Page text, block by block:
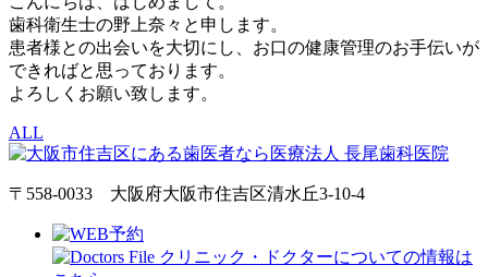
歯科衛生士の野上奈々と申します。
患者様との出会いを大切にし、お口の健康管理のお手伝いが
できればと思っております。
よろしくお願い致します。
ALL
〒558-0033 大阪府大阪市住吉区清水丘3-10-4